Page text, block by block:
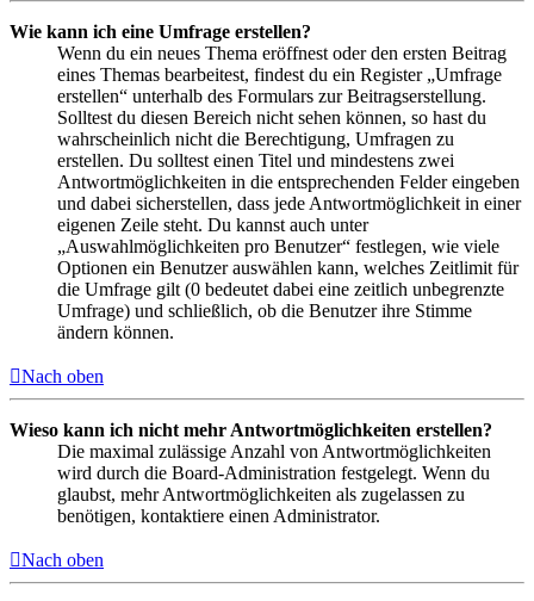
Wie kann ich eine Umfrage erstellen?
Wenn du ein neues Thema eröffnest oder den ersten Beitrag
eines Themas bearbeitest, findest du ein Register „Umfrage
erstellen“ unterhalb des Formulars zur Beitragserstellung.
Solltest du diesen Bereich nicht sehen können, so hast du
wahrscheinlich nicht die Berechtigung, Umfragen zu
erstellen. Du solltest einen Titel und mindestens zwei
Antwortmöglichkeiten in die entsprechenden Felder eingeben
und dabei sicherstellen, dass jede Antwortmöglichkeit in einer
eigenen Zeile steht. Du kannst auch unter
„Auswahlmöglichkeiten pro Benutzer“ festlegen, wie viele
Optionen ein Benutzer auswählen kann, welches Zeitlimit für
die Umfrage gilt (0 bedeutet dabei eine zeitlich unbegrenzte
Umfrage) und schließlich, ob die Benutzer ihre Stimme
ändern können.
Nach oben
Wieso kann ich nicht mehr Antwortmöglichkeiten erstellen?
Die maximal zulässige Anzahl von Antwortmöglichkeiten
wird durch die Board-Administration festgelegt. Wenn du
glaubst, mehr Antwortmöglichkeiten als zugelassen zu
benötigen, kontaktiere einen Administrator.
Nach oben